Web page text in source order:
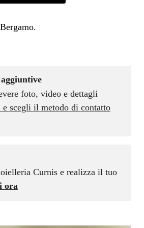
foto, video e dettagli
scegli il metodo di contatto
Curnis e realizza il tuo
ora